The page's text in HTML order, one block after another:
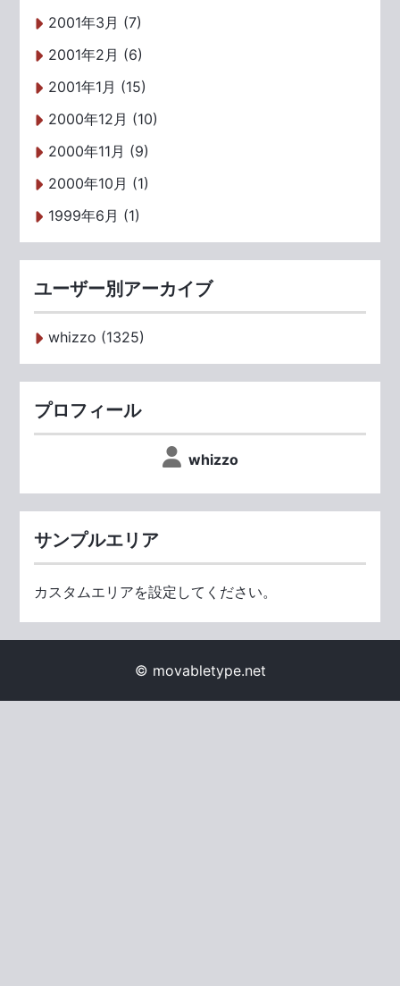
2001年3月 (7)
2001年2月 (6)
2001年1月 (15)
2000年12月 (10)
2000年11月 (9)
2000年10月 (1)
1999年6月 (1)
ユーザー別アーカイブ
whizzo (1325)
プロフィール
whizzo
サンプルエリア
カスタムエリアを設定してください。
© movabletype.net